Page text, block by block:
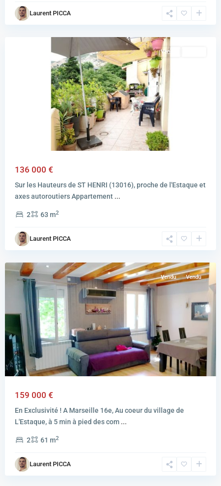
Laurent PICCA
MARSEILLE
16EME
Vendu
136 000 €
Sur les Hauteurs de ST HENRI (13016), proche de l'Estaque et
axes autoroutiers Appartement ...
2 63 m2
Laurent PICCA
Vendu Vendu
159 000 €
En Exclusivité ! A Marseille 16e, Au coeur du village de
L'Estaque, à 5 min à pied des com ...
2 61 m2
Laurent PICCA